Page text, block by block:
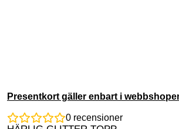
Presentkort gäller enbart i
0 recensioner